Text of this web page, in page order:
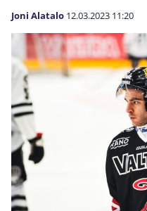
Joni Alatalo 12.03.2023 11:20